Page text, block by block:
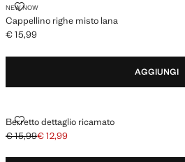
NEW NOW
Cappellino righe misto lana
CAPPELLINO RIGHE MISTO LANA
Prezzo attuale [€ 15,99 ]
€ 15,99
AGGIUNGI
Berretto dettaglio ricamato
BERRETTO DETTAGLIO RICAMATO
Prezzo iniziale depennato [€ 15,99 ]
€ 15,99
Prezzo attuale [€ 12,99 ]
€ 12,99